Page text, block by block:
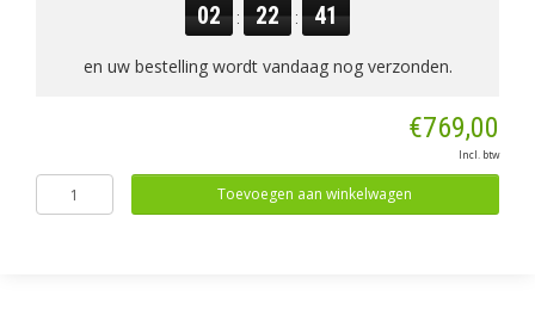
02 : 22 : 40
en uw bestelling wordt vandaag nog verzonden.
€769,00
Incl. btw
Toevoegen aan winkelwagen